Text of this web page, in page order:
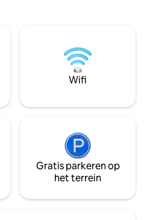
verblijf in
design en
Wifi
Gratis parkeren op
het terrein